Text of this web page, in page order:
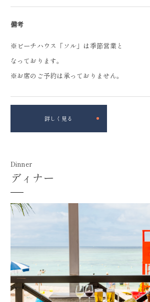
備考
※ビーチハウス「ソル」は季節営業と
なっております。
※お席のご予約は承っておりません。
詳しく見る
Dinner
ディナー